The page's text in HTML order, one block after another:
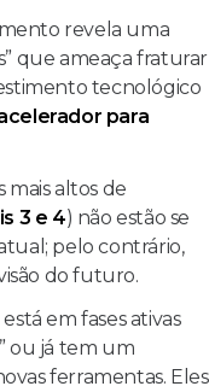
revela uma
que ameaça fraturar
tecnológico
para
mais altos de
3 e 4) não estão se
pelo contrário,
do futuro.
em fases ativas
ou já tem um
ferramentas. Eles